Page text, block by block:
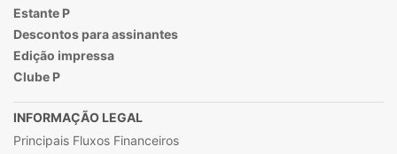
Estante P
Descontos para assinantes
Edição impressa
Clube P
INFORMAÇÃO LEGAL
Principais Fluxos Financeiros